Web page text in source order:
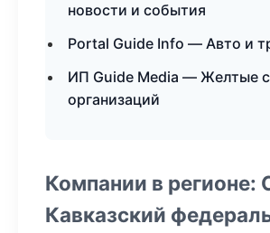
новости и события
Portal Guide Info — Авто и
ИП Guide Media — Желтые
организаций
Компании в регионе:
Кавказский